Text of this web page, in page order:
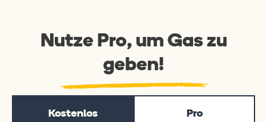
Nutze Pro, um Gas zu
geben!
Kostenlos Pro